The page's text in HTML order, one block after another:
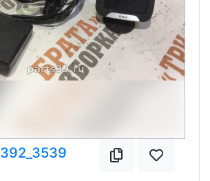
392_3539